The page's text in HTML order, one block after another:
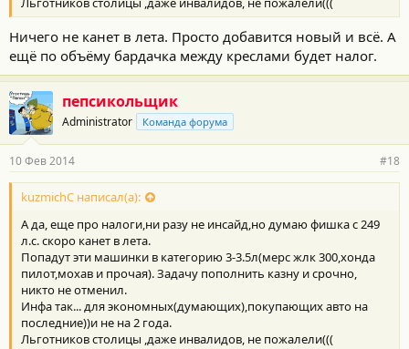
Ничего не канет в лета. Просто добавится новый и всё. А
ещё по объёму бардачка между креслами будет налог.
пепсикольщик
Administrator Команда форума
10 Фев 2014 #18
kuzmichC написал(а):
А да, еще про налоги,ни разу не инсайд,но думаю фишка с 249
л.с. скоро канет в лета.
Попадут эти машинки в категорию 3-3.5л(мерс жлк 300,хонда
пилот,мохав и прочая). Задачу пополнить казну и срочно,
никто не отменил.
Инфа так... для экономных(думающих),покупающих авто на
последние))и не на 2 года.
Льготников столицы ,даже инвалидов, не пожалели(((